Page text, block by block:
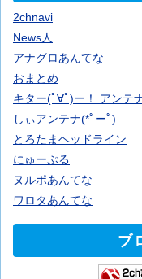
2chnavi
News人
アナグロあんてな
おまとめ
キター(ﾟ∀ﾟ)ー！ アンテ
しぃアンテナ(*ﾟーﾟ)
とろたまヘッドライン
にゅーぷる
ヌルポあんてな
ワロタあんてな
ブ